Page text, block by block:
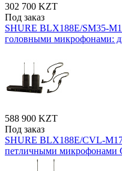
302 700 KZT
Под заказ
SHURE BLX188E/SM35-
головными микрофонами:
588 900 KZT
Под заказ
SHURE BLX188E/CVL-M17
петличными микрофонами